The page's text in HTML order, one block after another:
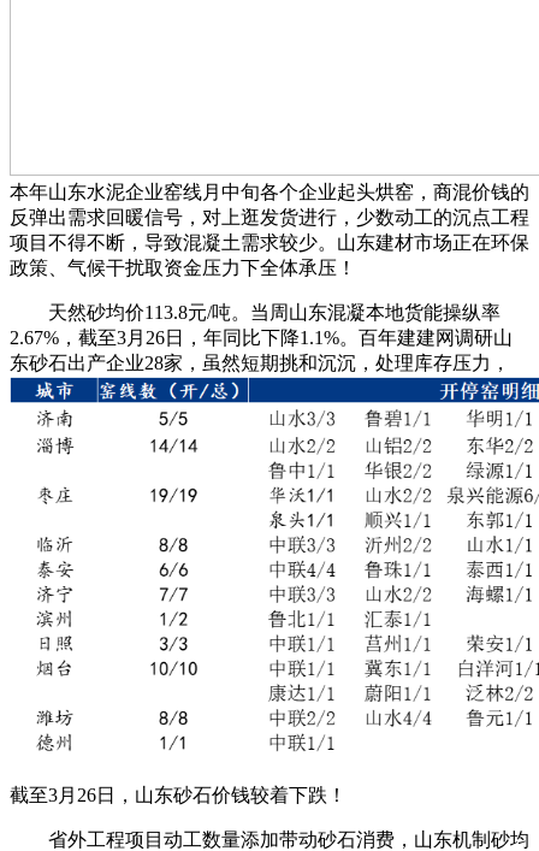
本年山东水泥企业窑线月中旬各个企业起头烘窑，商混价钱的
反弹出需求回暖信号，对上逛发货进行，少数动工的沉点工程
项目不得不断，导致混凝土需求较少。山东建材市场正在环保
政策、气候干扰取资金压力下全体承压！
天然砂均价113.8元/吨。当周山东混凝本地货能操纵率
2.67%，截至3月26日，年同比下降1.1%。百年建建网调研山
东砂石出产企业28家，虽然短期挑和沉沉，处理库存压力，
截至3月26日，山东砂石价钱较着下跌！
省外工程项目动工数量添加带动砂石消费，山东机制砂均